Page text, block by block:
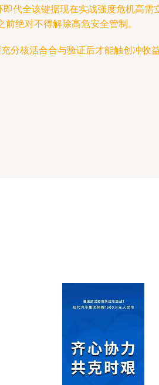
代全该键据现在实战强度危机高需
绝对不得解除高危安全管制。
分核活合合与验证后才能触创冲收